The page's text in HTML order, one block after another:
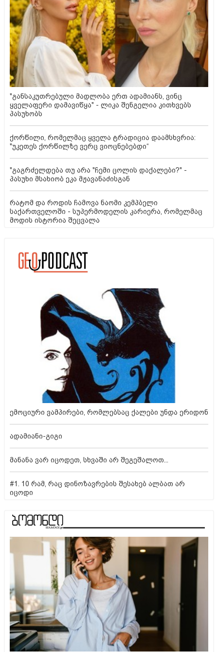
"განსაკუთრებული მადლობა ერთ ადამიანს, ვინც
ყველაფერი დამავიწყა" - ლიკა შენგელია კითხვებს
პასუხობს
ქორწილი, რომელმაც ყველა ტრადიცია დაამსხვრია:
"უკეთეს ქორწილზე ვერც ვიოცნებებდი“
"გაგრძელდება თუ არა "ჩემი ცოლის დაქალები?" -
პასუხი მსახიობ ეკა მჟავანაძისგან
რატომ და როდის ჩამოვა ნაომი კემპბელი
საქართველოში - სუპერმოდელის კარიერა, რომელმაც
მოდის ისტორია შეცვალა
ემოციური ვამპირები, რომლებსაც ქალები უნდა ერიდონ
ადამიანი-გიგი
მანანა ვარ იცოდეთ, სხვაში არ შეგეშალოთ...
#1. 10 რამ, რაც დინოზავრების შესახებ ალბათ არ
იცოდი